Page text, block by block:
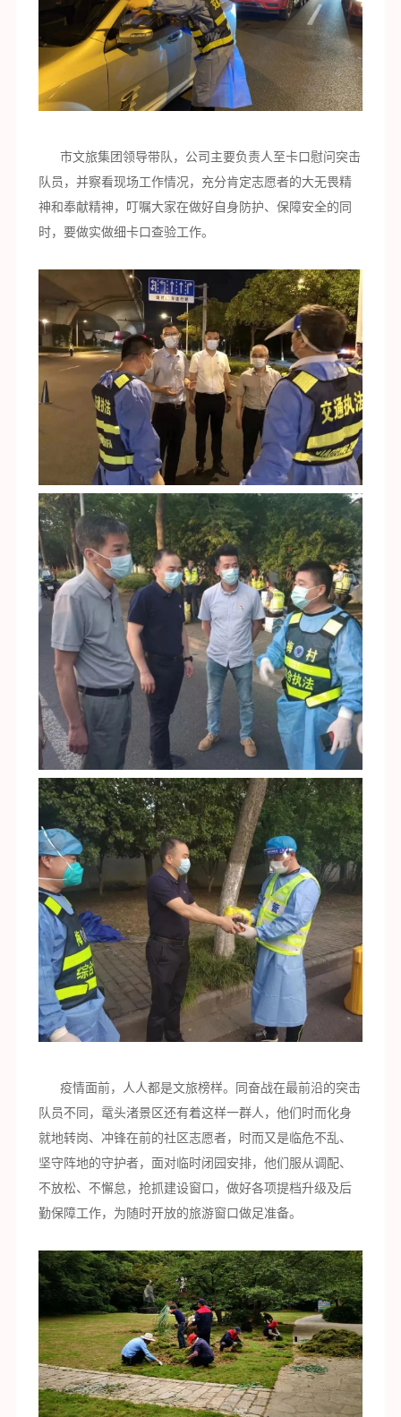
市文旅集团领导带队，公司主要负责人至卡口慰问突击
队员，并察看现场工作情况，充分肯定志愿者的大无畏精
神和奉献精神，叮嘱大家在做好自身防护、保障安全的同
时，要做实做细卡口查验工作。
疫情面前，人人都是文旅榜样。同奋战在最前沿的突击
队员不同，鼋头渚景区还有着这样一群人，他们时而化身
就地转岗、冲锋在前的社区志愿者，时而又是临危不乱、
坚守阵地的守护者，面对临时闭园安排，他们服从调配、
不放松、不懈怠，抢抓建设窗口，做好各项提档升级及后
勤保障工作，为随时开放的旅游窗口做足准备。